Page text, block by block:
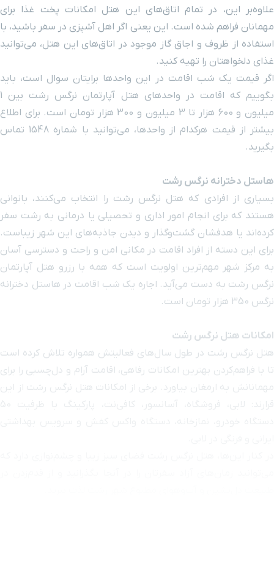
علاوه‌‌بر این‌، در تمام اتاق‌های این هتل امکانات پخت غذا برای
مهمانان فراهم شده است. این یعنی اگر اهل آشپزی در سفر باشید، با
استفاده از ظروف و اجاق گاز موجود در اتاق‌های این هتل، می‌توانید
غذای دلخواهتان را تهیه کنید.
اگر قیمت یک شب اقامت در این واحدها برایتان سوال است، باید
بگوییم که اقامت در واحدهای هتل آپارتمان نرگس رشت بین 1
میلیون و 600 هزار تا 3 میلیون و 300 هزار تومان است. برای اطلاع
بیشتر از قیمت هر‌کدام از واحدها، می‌توانید با شماره 1548 تماس
بگیرید.
هاستل دخترانه نرگس رشت
بسیاری از افرادی که هتل نرگس رشت را انتخاب می‌کنند، بانوانی
هستند که برای انجام امور اداری و تحصیلی یا درمانی به رشت سفر
کرده‌اند یا هدفشان گشت‌وگذار و دیدن جاذبه‌های این شهر زیباست.
برای این دسته از افراد اقامت در مکانی امن و راحت و دسترسی آسان
به مرکز شهر مهم‌ترین اولویت است که همه با رزرو هتل آپارتمان
نرگس رشت به دست می‌آید. اجاره یک شب اقامت در هاستل دخترانه
نرگس 350 هزار تومان است.
امکانات هتل نرگس رشت
هتل نرگس رشت در طول سال‌های فعالیتش همواره تلاش کرده است
تا با فراهم‌کردن بهترین امکانات رفاهی، اقامت آرام و دل‌چسبی را برای
مهمانانش به ارمغان بیاورد. برخی از امکانات هتل نرگس رشت از این